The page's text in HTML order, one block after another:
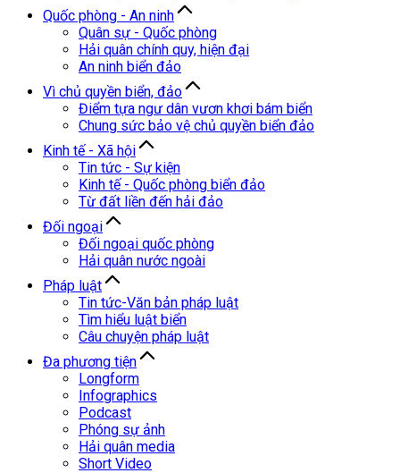
Quốc phòng - An ninh
Quân sự - Quốc phòng
Hải quân chính quy, hiện đại
An ninh biển đảo
Vì chủ quyền biển, đảo
Điểm tựa ngư dân vươn khơi bám biển
Chung sức bảo vệ chủ quyền biển đảo
Kinh tế - Xã hội
Tin tức - Sự kiện
Kinh tế - Quốc phòng biển đảo
Từ đất liền đến hải đảo
Đối ngoại
Đối ngoại quốc phòng
Hải quân nước ngoài
Pháp luật
Tin tức-Văn bản pháp luật
Tìm hiểu luật biển
Câu chuyện pháp luật
Đa phương tiện
Longform
Infographics
Podcast
Phóng sự ảnh
Hải quân media
Short Video